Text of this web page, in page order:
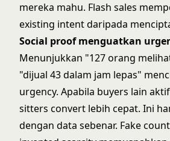
mereka mahu. Flash sales
existing intent daripada
Social proof menguatkan
Menunjukkan "127 orang
"dijual 43 dalam jam lepas"
urgency. Apabila buyers lain
sitters convert lebih cepat. Ini
dengan data sebenar. Fake